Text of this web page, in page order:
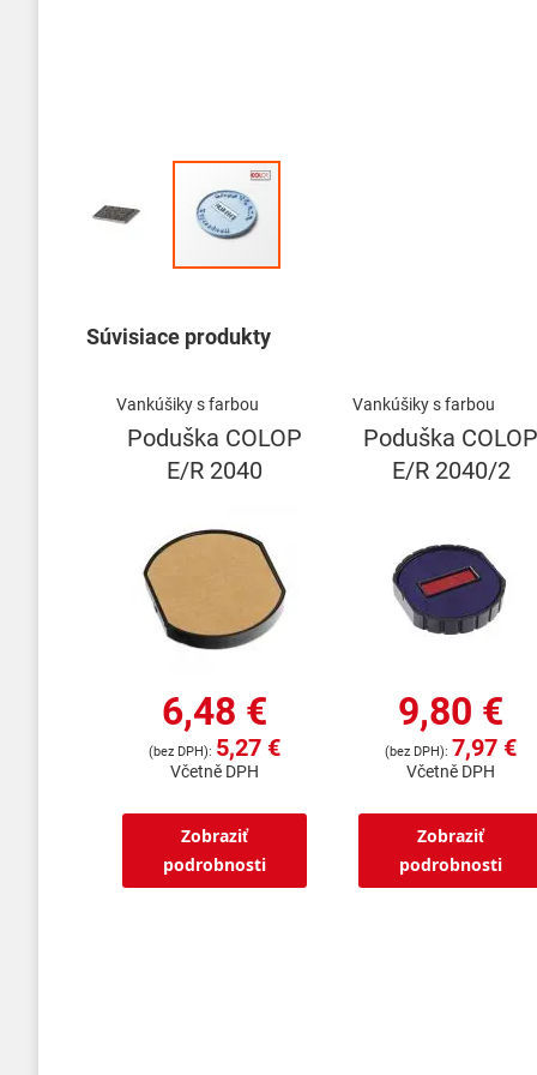
začiatok
Súvisiace produkty
Vankúšiky s farbou
Poduška COLOP
E/R 2040
6,48 €
5,27 €
Včetně DPH
Zobraziť
podrobnosti
Vankúšiky s farbou
Poduška COLOP
E/R 2040/2
9,80 €
7,97 €
Včetně DPH
Zobraziť
podrobnosti